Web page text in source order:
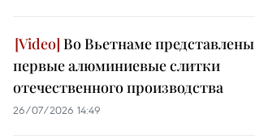
Во Вьетнаме представлены
первые алюминиевые слитки
отечественного производства
26/07/2026 14:49